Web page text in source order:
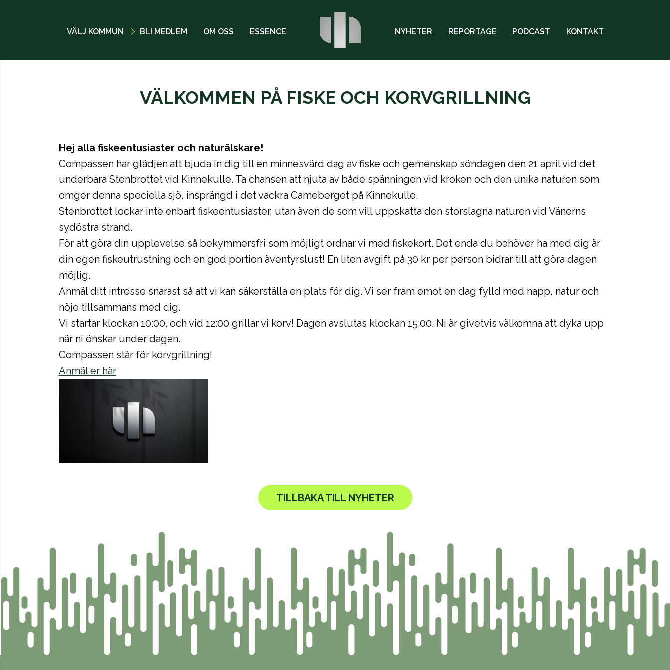
VÄLJ KOMMUN BLI MEDLEM OM OSS ESSENCE NYHETER REPORTAGE PODCAST KONTAKT
VÄLKOMMEN PÅ FISKE OCH KORVGRILLNING
Hej alla fiskeentusiaster och naturälskare!
Compassen har glädjen att bjuda in dig till en minnesvärd dag av fiske och gemenskap söndagen den 21 april vid det
underbara Stenbrottet vid Kinnekulle. Ta chansen att njuta av både spänningen vid kroken och den unika naturen som
omger denna speciella sjö, insprängd i det vackra Cameberget på Kinnekulle.
Stenbrottet lockar inte enbart fiskeentusiaster, utan även de som vill uppskatta den storslagna naturen vid Vänerns
sydöstra strand.
För att göra din upplevelse så bekymmersfri som möjligt ordnar vi med fiskekort. Det enda du behöver ha med dig är
din egen fiskeutrustning och en god portion äventyrslust! En liten avgift på 30 kr per person bidrar till att göra dagen
möjlig.
Anmäl ditt intresse snarast så att vi kan säkerställa en plats för dig. Vi ser fram emot en dag fylld med napp, natur och
nöje tillsammans med dig.
Vi startar klockan 10:00, och vid 12:00 grillar vi korv! Dagen avslutas klockan 15:00. Ni är givetvis välkomna att dyka upp
när ni önskar under dagen.
Compassen står för korvgrillning!
Anmäl er här
TILLBAKA TILL NYHETER